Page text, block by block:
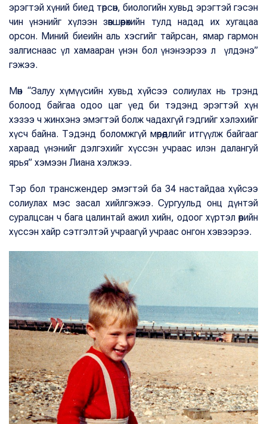
эрэгтэй хүний биед төрсөн, биологийн хувьд эрэгтэй гэсэн
чин үнэнийг хүлээн зөвшөөрөхийн тулд надад их хугацаа
орсон. Миний биеийн аль хэсгийг тайрсан, ямар гармон
залгиснаас үл хамааран үнэн бол үнэнээрээ л үлдэнэ”
гэжээ.
Мөн “Залуу хүмүүсийн хувьд хүйсээ солиулах нь трэнд
болоод байгаа одоо цаг үед би тэдэнд эрэгтэй хүн
хэзээ ч жинхэнэ эмэгтэй болж чадахгүй гэдгийг хэлэхийг
хүсч байна. Тэдэнд боломжгүй мөрөөдлийг итгүүлж байгааг
хараад үнэнийг дэлгэхийг хүссэн учраас илэн далангуй
ярья” хэмээн Лиана хэлжээ.
Тэр бол трансжендер эмэгтэй ба 34 настайдаа хүйсээ
солиулах мэс засал хийлгэжээ. Сургуульд онц дүнтэй
суралцсан ч бага цалинтай ажил хийн, одоог хүртэл өөрийн
хүссэн хайр сэтгэлтэй учраагүй учраас онгон хэвээрээ.